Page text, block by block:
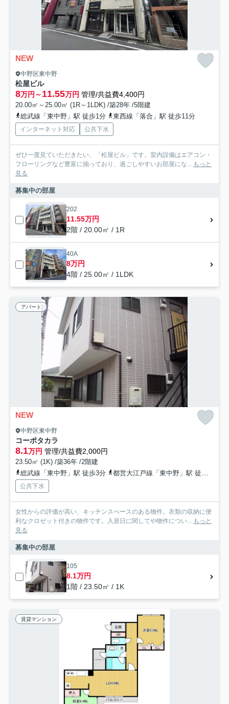
NEW
中野区東中野
松屋ビル
8万円～11.55万円 管理/共益費4,400円
20.00㎡～25.00㎡ (1R～1LDK) /築28年 /5階建
総武線「東中野」駅 徒歩1分
東西線「落合」駅 徒歩11分
インターネット対応 公共下水
ぜひ一度見ていただきたい、「松屋ビル」です。室内設備はエアコン・
フローリングなど豊富に揃っており、過ごしやすいお部屋にな... もっと
見る
募集中の部屋
202
11.55万円
2階 / 20.00㎡ / 1R
40A
8万円
4階 / 25.00㎡ / 1LDK
アパート
NEW
中野区東中野
コーポタカラ
8.1万円 管理/共益費2,000円
23.50㎡ (1K) /築36年 /2階建
総武線「東中野」駅 徒歩3分
都営大江戸線「東中野」駅 徒歩3分
公共下水
女性からの評価が高い、キッチンスぺースのある物件。衣類の収納に便
利なクロゼット付きの物件です。入居日に関してや物件につい... もっと
見る
募集中の部屋
105
8.1万円
1階 / 23.50㎡ / 1K
賃貸マンション